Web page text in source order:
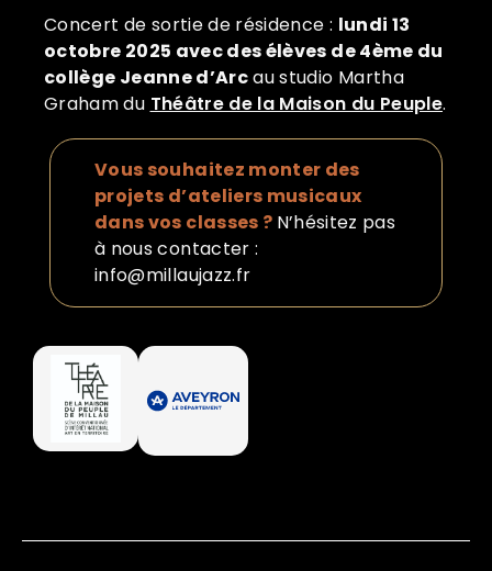
Concert de sortie de résidence : lundi 13
octobre 2025 avec des élèves de 4ème du
collège Jeanne d’Arcau studio Martha
Graham du Théâtre de la Maison du Peuple.
Vous souhaitez monter des
projets d’ateliers musicaux
dans vos classes ? N’hésitez pas
à nous contacter :
info@millaujazz.fr